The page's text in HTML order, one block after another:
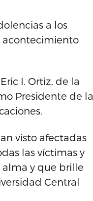
a los
acontecimiento
I. Ortiz, de la
Presidente de la
visto afectadas
las víctimas y
alma y que brille
Central